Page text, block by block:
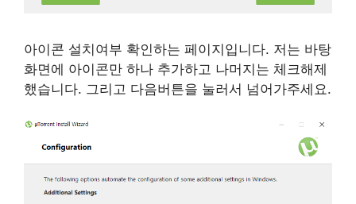
아이콘 설치여부 확인하는 페이지입니다. 저는 바탕
화면에 아이콘만 하나 추가하고 나머지는 체크해제
했습니다. 그리고 다음버튼을 눌러서 넘어가주세요.